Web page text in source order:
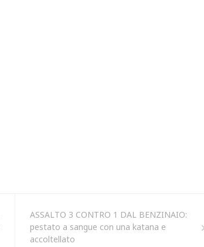
ASSALTO 3 CONTRO 1 DAL BENZINAIO:
pestato a sangue con una katana e
accoltellato